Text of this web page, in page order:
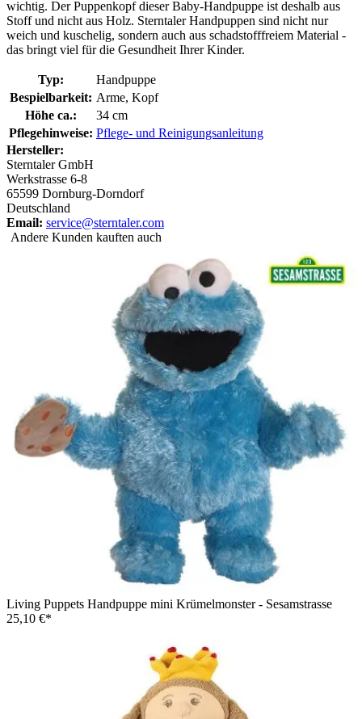
wichtig. Der Puppenkopf dieser Baby-Handpuppe ist deshalb aus
Stoff und nicht aus Holz. Sterntaler Handpuppen sind nicht nur
weich und kuschelig, sondern auch aus schadstofffreiem Material -
das bringt viel für die Gesundheit Ihrer Kinder.
Typ:
Handpuppe
Bespielbarkeit: Arme, Kopf
Höhe ca.:
34 cm
Pflegehinweise: Pflege- und Reinigungsanleitung
Hersteller:
Sterntaler GmbH
Werkstrasse 6-8
65599 Dornburg-Dorndorf
Deutschland
Email: service@sterntaler.com
Andere Kunden kauften auch
Living Puppets Handpuppe mini Krümelmonster - Sesamstrasse
25,10 €*